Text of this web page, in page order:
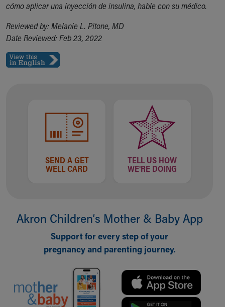
cómo aplicar una inyección de insulina, hable con su médico.
Reviewed by: Melanie L. Pitone, MD
Date Reviewed: Feb 23, 2022
SEND A GET
WELL CARD
TELL US HOW
WE'RE DOING
Akron Children‘s Mother & Baby App
Support for every step of your
pregnancy and parenting journey.